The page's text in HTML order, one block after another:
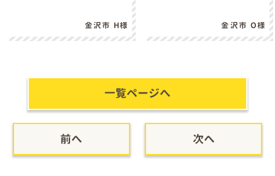
金沢市 H様 金沢市 O様
前へ
一覧ページへ
次へ